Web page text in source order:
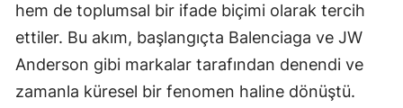
hem de toplumsal bir ifade biçimi olarak tercih
ettiler. Bu akım, başlangıçta Balenciaga ve JW
Anderson gibi markalar tarafından denendi ve
zamanla küresel bir fenomen haline dönüştü.